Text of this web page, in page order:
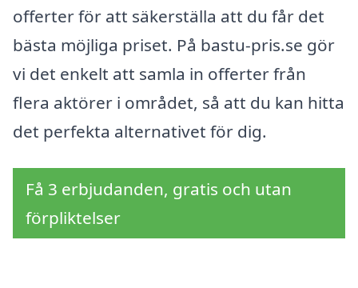
offerter för att säkerställa att du får det
bästa möjliga priset. På bastu-pris.se gör
vi det enkelt att samla in offerter från
flera aktörer i området, så att du kan hitta
det perfekta alternativet för dig.
Få 3 erbjudanden, gratis och utan
förpliktelser